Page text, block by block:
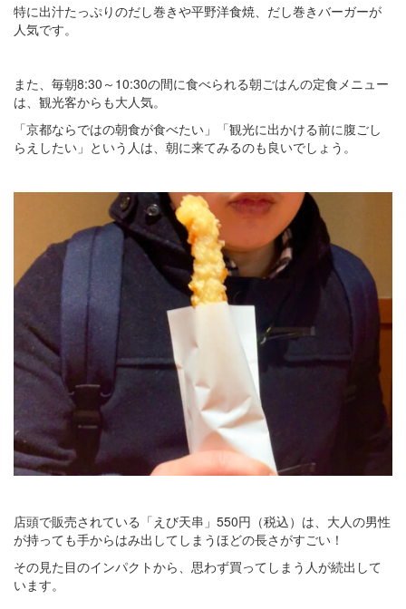
特に出汁たっぷりのだし巻きや平野洋食焼、だし巻きバーガーが
人気です。
また、毎朝8:30～10:30の間に食べられる朝ごはんの定食メニュー
は、観光客からも大人気。
「京都ならではの朝食が食べたい」「観光に出かける前に腹ごし
らえしたい」という人は、朝に来てみるのも良いでしょう。
店頭で販売されている「えび天串」550円（税込）は、大人の男性
が持っても手からはみ出してしまうほどの長さがすごい！
その見た目のインパクトから、思わず買ってしまう人が続出して
います。